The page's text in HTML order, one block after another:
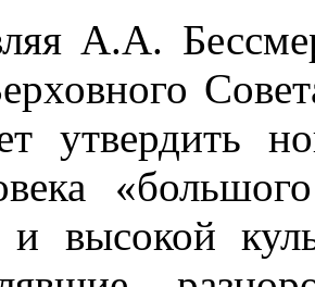
А.А.
утвердить
и высокой